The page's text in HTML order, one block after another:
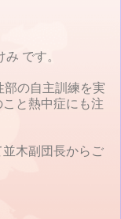
です。
の自主訓練を実
と熱中症にも注
木副団長からご